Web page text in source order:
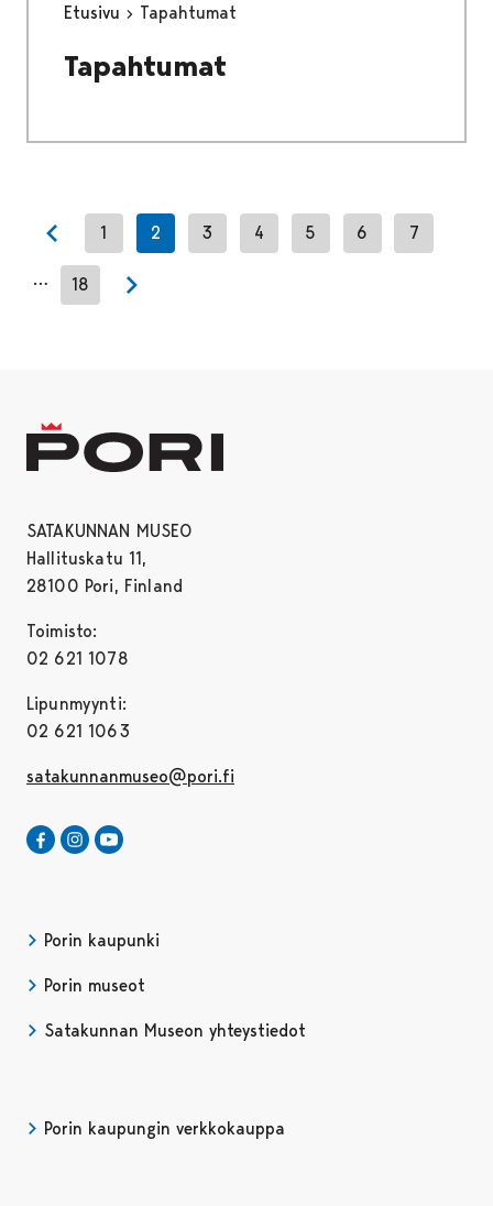
Etusivu Tapahtumat
Tapahtumat
Previous page
1 2 3 4 5 6 7
… 18
Next page
SATAKUNNAN MUSEO
Hallituskatu 11,
28100 Pori, Finland
Toimisto:
02 621 1078
Lipunmyynti:
02 621 1063
satakunnanmuseo@pori.fi
Satakunnan Museo Facebookissa
Avautuu uudessa välilehdessä
Satakunnan Museo Instagrammissa
Avautuu uudessa välilehdessä
Porin kaupunki
Porin museot
Satakunnan Museon yhteystiedot
Porin kaupungin verkkokauppa